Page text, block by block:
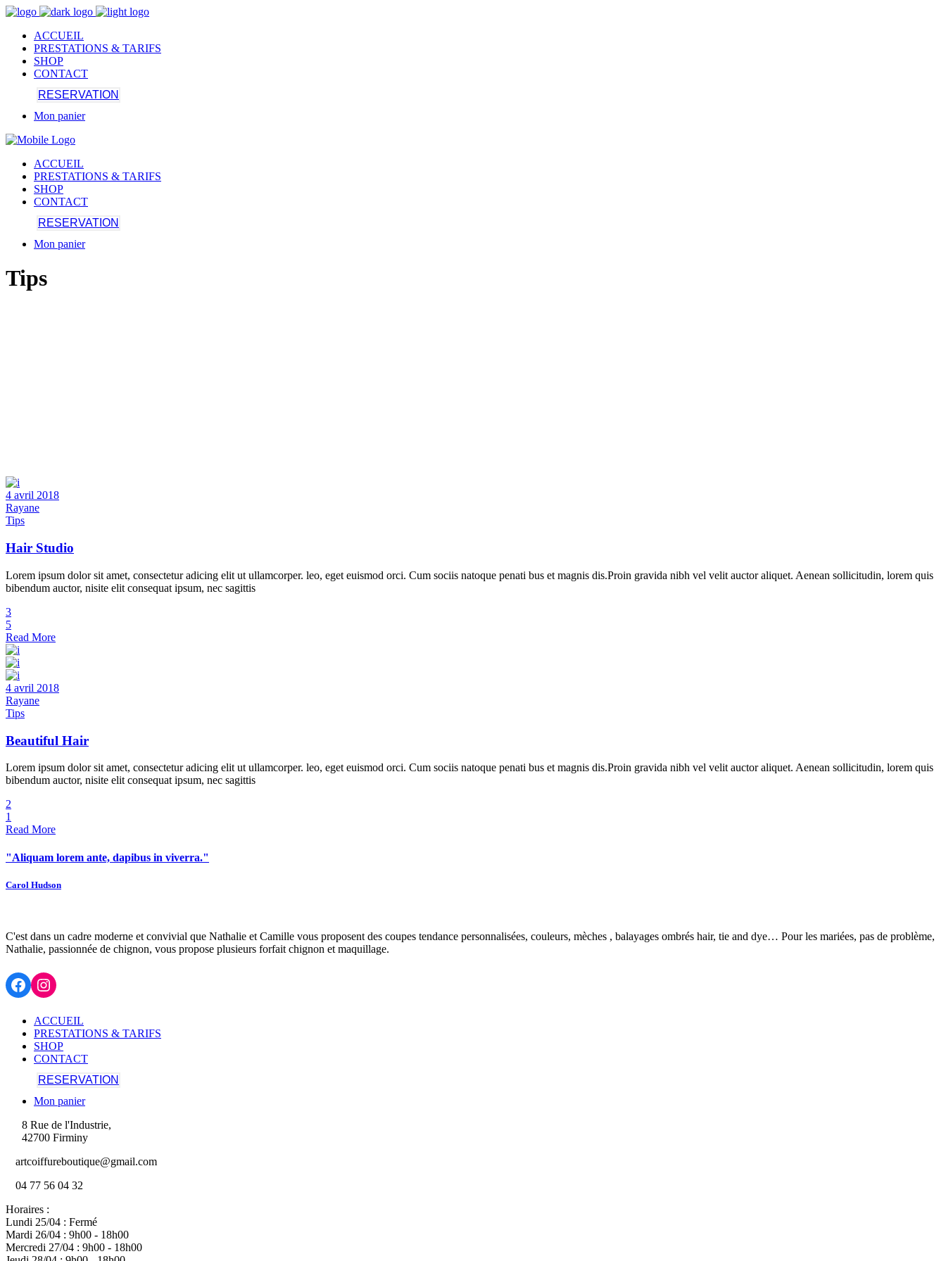
ACCUEIL
PRESTATIONS & TARIFS
SHOP
CONTACT
RESERVATION
Mon panier
ACCUEIL
PRESTATIONS & TARIFS
SHOP
CONTACT
RESERVATION
Mon panier
Tips
4 avril 2018
Rayane
Tips
Hair Studio
Lorem ipsum dolor sit amet, consectetur adicing elit ut ullamcorper. leo, eget euismod orci. Cum sociis natoque penati bus et magnis dis.Proin gravida nibh vel velit auctor aliquet. Aenean sollicitudin, lorem quis
bibendum auctor, nisite elit consequat ipsum, nec sagittis
3
5
Read More
4 avril 2018
Rayane
Tips
Beautiful Hair
Lorem ipsum dolor sit amet, consectetur adicing elit ut ullamcorper. leo, eget euismod orci. Cum sociis natoque penati bus et magnis dis.Proin gravida nibh vel velit auctor aliquet. Aenean sollicitudin, lorem quis
bibendum auctor, nisite elit consequat ipsum, nec sagittis
2
1
Read More
"Aliquam lorem ante, dapibus in viverra."
Carol Hudson
C'est dans un cadre moderne et convivial que Nathalie et Camille vous proposent des coupes tendance personnalisées, couleurs, mèches , balayages ombrés hair, tie and dye… Pour les mariées, pas de problème,
Nathalie, passionnée de chignon, vous propose plusieurs forfait chignon et maquillage.
FacebookInstagram
ACCUEIL
PRESTATIONS & TARIFS
SHOP
CONTACT
RESERVATION
Mon panier
8 Rue de l'Industrie,
42700 Firminy
artcoiffureboutique@gmail.com
04 77 56 04 32
Horaires :
Lundi 25/04 : Fermé
Mardi 26/04 : 9h00 - 18h00
Mercredi 27/04 : 9h00 - 18h00